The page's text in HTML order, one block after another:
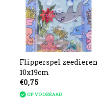
Flipperspel zeedieren
10x19cm
€0,75
OP VOORRAAD